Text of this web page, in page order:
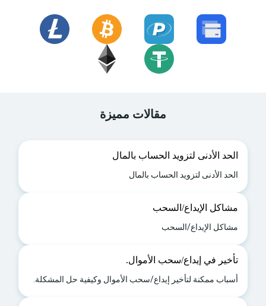
مقالات مميزة
الحد الأدنى لتزويد الحساب بالمال
الحد الأدنى لتزويد الحساب بالمال
مشاكل الإيداع/السحب
مشاكل الإيداع/السحب
تأخير في إيداع/سحب الأموال.
أسباب ممكنة لتأخير إيداع/سحب الأموال وكيفية حل المشكلة.